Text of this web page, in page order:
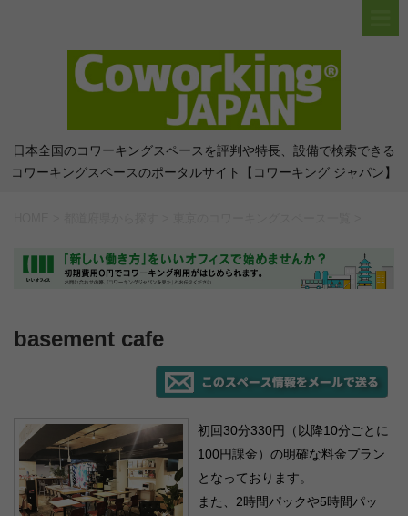
日本全国のコワーキングスペースを評判や特長、設備で検索できる
コワーキングスペースのポータルサイト【コワーキング ジャパン】
basement cafe
初回30分330円（以降10分ごとに
100円課金）の明確な料金プラン
となっております。
また、2時間パックや5時間パッ